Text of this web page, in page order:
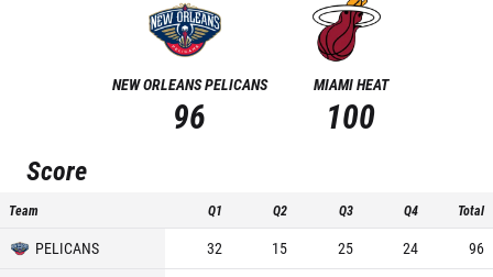
NEW ORLEANS PELICANS
96
MIAMI HEAT
100
Score
Team Q1 Q2 Q3 Q4 Total
PELICANS 32 15 25 24
96